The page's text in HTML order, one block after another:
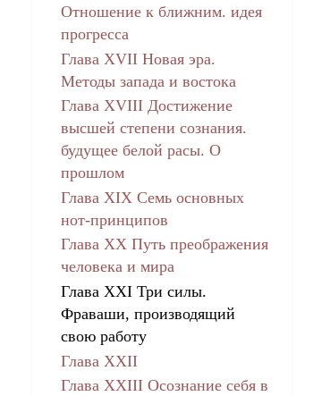
Отношение к ближним. идея
прогресса
Глава XVII Новая эра.
Методы запада и востока
Глава XVIII Достижение
высшей степени сознания.
будущее белой расы. О
прошлом
Глава XIX Семь основных
нот-принципов
Глава XX Путь преображения
человека и мира
Глава XXI Три силы.
Фраваши, производящий
свою работу
Глава XXII
Глава ХХIII Осознание себя в